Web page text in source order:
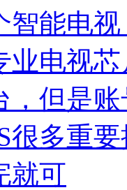
智能电
业电视
，但是
很多重
就可